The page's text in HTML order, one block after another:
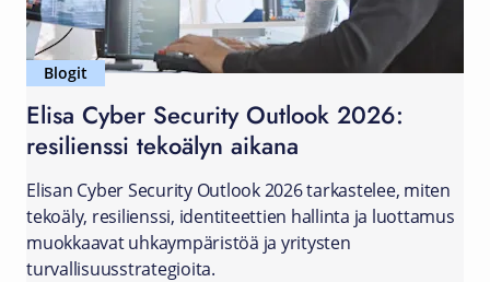
Blogit
Elisa Cyber Security Outlook 2026:
resilienssi tekoälyn aikana
Elisan Cyber Security Outlook 2026 tarkastelee, miten
tekoäly, resilienssi, identiteettien hallinta ja luottamus
muokkaavat uhkaympäristöä ja yritysten
turvallisuusstrategioita.